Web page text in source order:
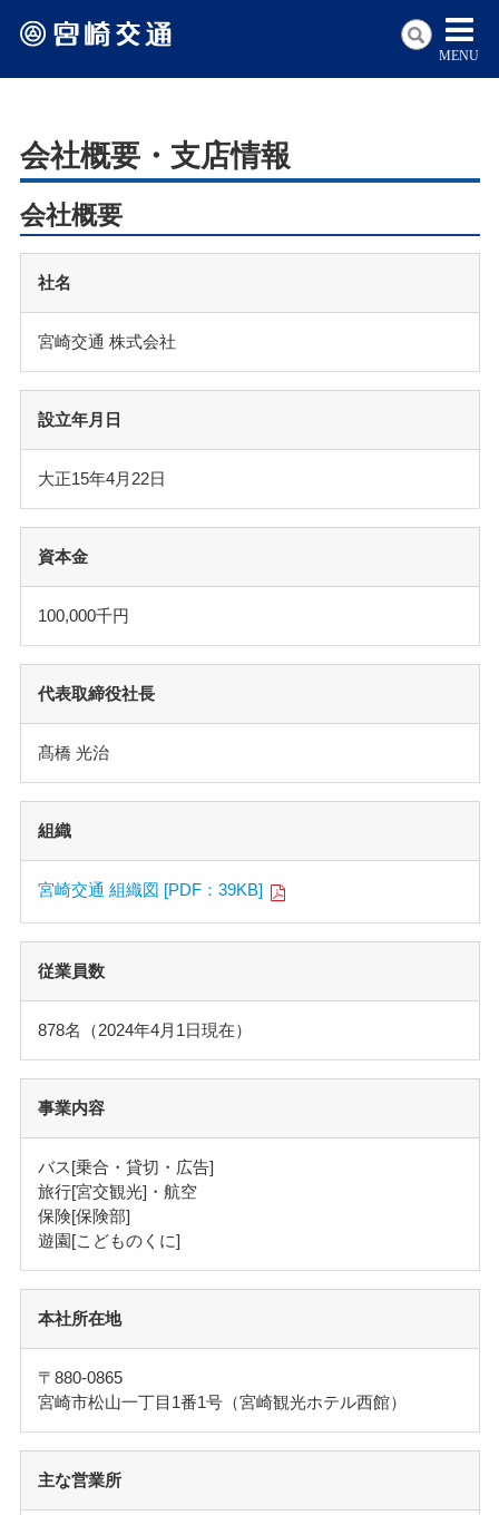
MENU
会社概要・支店情報
会社概要
社名
宮崎交通 株式会社
設立年月日
大正15年4月22日
資本金
100,000千円
代表取締役社長
髙橋 光治
組織
宮崎交通 組織図 [PDF：39KB]
従業員数
878名（2024年4月1日現在）
事業内容
バス[乗合・貸切・広告]
旅行[宮交観光]・航空
保険[保険部]
遊園[こどものくに]
本社所在地
〒880-0865
宮崎市松山一丁目1番1号（宮崎観光ホテル西館）
主な営業所